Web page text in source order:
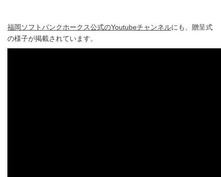
福岡ソフトバンクホークス公式のYoutubeチャンネルにも、贈呈式
の様子が掲載されています。